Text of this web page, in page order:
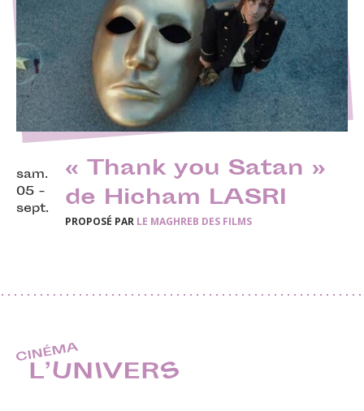
sam.
05 -
sept.
« Thank you Satan »
de Hicham LASRI
PROPOSÉ PAR LE MAGHREB DES FILMS